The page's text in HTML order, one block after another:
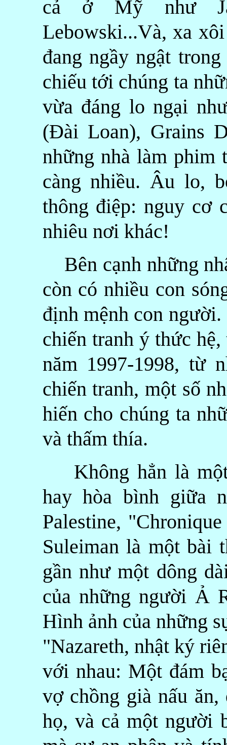
cả ở Mỹ như
Lebowski...Và, xa
đang ngầy ngật
chiếu tới chúng ta
vừa đáng lo ngại
(Đài Loan), Grains
những nhà làm phim
càng nhiều. Âu lo,
thông điệp: nguy cơ
nhiêu nơi khác!
Bên cạnh những
còn có nhiều con
định mệnh con
chiến tranh ý thức
năm 1997-1998, từ
chiến tranh, một số
hiến cho chúng ta
và thấm thía.
Không hẳn là một
hay hòa bình giữa
Palestine,
Suleiman là một bài
gần như một dông
của những người Ả
Hình ảnh của những
"Nazareth, nhật ký
với nhau: Một đám
vợ chồng già nấu ăn,
họ, và cả một người